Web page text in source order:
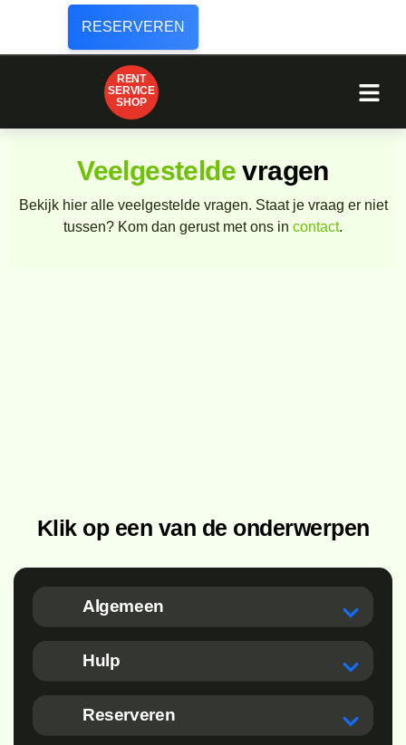
RESERVEREN
RENT
SERVICE
SHOP
Veelgestelde vragen
Bekijk hier alle veelgestelde vragen. Staat je vraag er niet
tussen? Kom dan gerust met ons in contact.
Klik op een van de onderwerpen
Algemeen
Hulp
Reserveren